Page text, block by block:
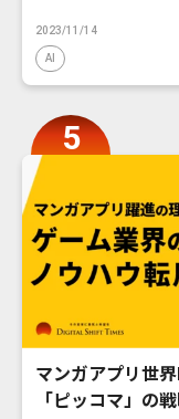
2023/11/14
AI
マンガアプリ世
「ピッコマ」の